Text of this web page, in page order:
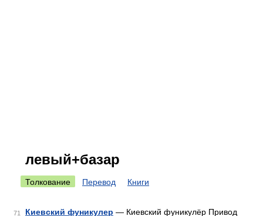
левый+базар
Толкование Перевод Книги
71 Киевский фуникулер — Киевский фуникулёр Привод